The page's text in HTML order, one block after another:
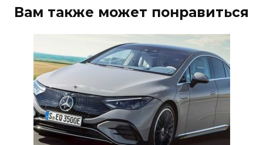
Вам также может понравиться